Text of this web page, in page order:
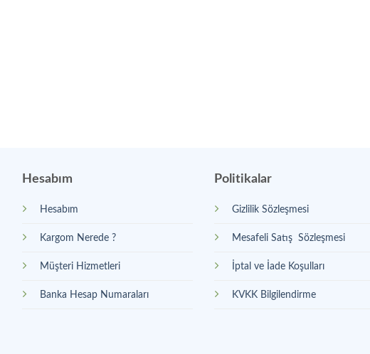
Hesabım
Hesabım
Kargom Nerede ?
Müşteri Hizmetleri
Banka Hesap Numaraları
Politikalar
Gizlilik Sözleşmesi
Mesafeli Satış Sözleşmesi
İptal ve İade Koşulları
KVKK Bilgilendirme